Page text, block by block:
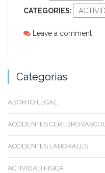
CATEGORIES:
Leave a comment
Categorias
ABORTO LEGAL
ACCIDENTES
ACCIDENTES LABORALES
ACTIVIDAD FISICA